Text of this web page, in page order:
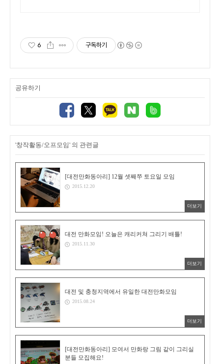
6 구독하기
공유하기
'창작활동/오프모임' 의 관련글
[대전만화동아리] 12월 셋째쭈 토요일 모임
2015.12.20
더보기
대전 만화모임! 오늘은 캐리커쳐 그리기 배틀!
2015.11.30
더보기
대전 및 충청지역에서 유일한 대전만화모임
2015.08.24
더보기
[대전만화동아리] 모여서 만화랑 그림 같이 그리실
분들 모집해요!